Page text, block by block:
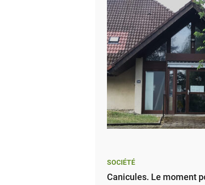
SOCIÉTÉ
Canicules. Le moment